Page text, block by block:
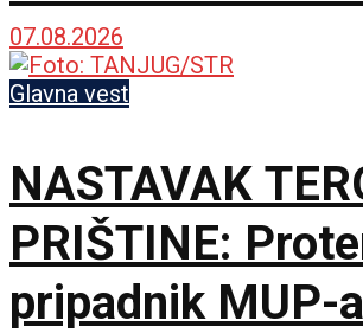
sastanak sa
07.08.2026
Glavna vest
NASTAVAK
PRIŠTINE:
pripadnik MUP-